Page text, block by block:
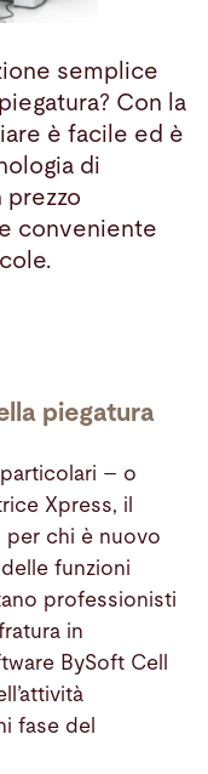
semplice
Con la
è facile ed è
di
prezzo
conveniente
piegatura
– o
Xpress, il
per chi è nuovo
funzioni
professionisti
in
BySoft Cell
fase del